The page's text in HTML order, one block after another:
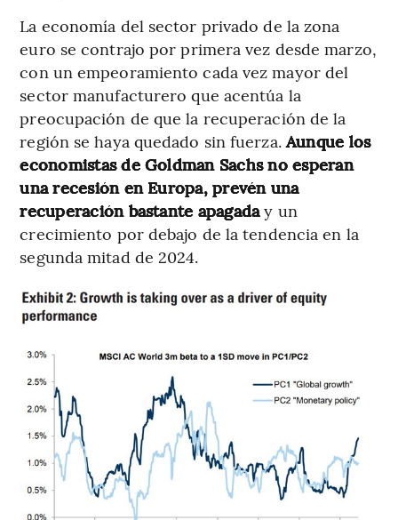
La economía del sector privado de la zona
euro se contrajo por primera vez desde marzo,
con un empeoramiento cada vez mayor del
sector manufacturero que acentúa la
preocupación de que la recuperación de la
región se haya quedado sin fuerza.Aunque los
economistas de Goldman Sachs no esperan
una recesión en Europa, prevén una
recuperación bastante apagaday un
crecimiento por debajo de la tendencia en la
segunda mitad de 2024.